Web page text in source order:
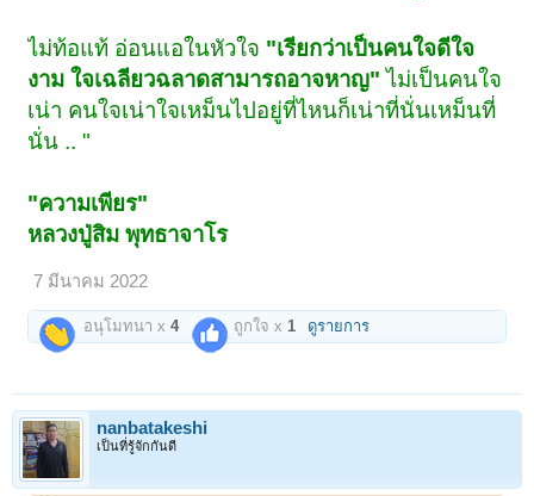
ไม่ท้อแท้ อ่อนแอในหัวใจ "เรียกว่าเป็นคนใจดีใจ
งาม ใจเฉลียวฉลาดสามารถอาจหาญ"ไม่เป็นคนใจ
เน่า คนใจเน่าใจเหม็นไปอยู่ที่ไหนก็เน่าที่นั่นเหม็นที่
นั่น .. "
"ความเพียร"
หลวงปู่สิม พุทธาจาโร
7 มีนาคม 2022
อนุโมทนา x4 ถูกใจ x 1 ดูรายการ
nanbatakeshi
เป็นที่รู้จักกันดี